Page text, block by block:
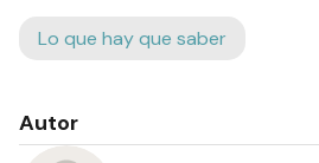
Lo que hay que saber
Autor